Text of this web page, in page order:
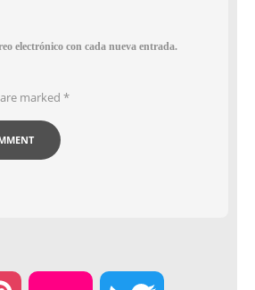
electrónico con cada nueva entrada.
marked *